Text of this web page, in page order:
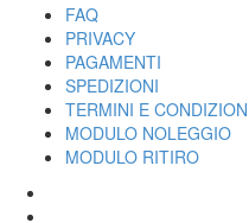
FAQ
PRIVACY
PAGAMENTI
SPEDIZIONI
TERMINI E
MODULO NOLEGGIO
MODULO RITIRO